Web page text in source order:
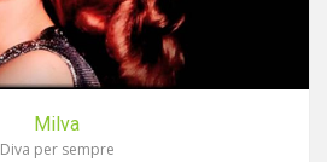
Milva
Diva per sempre